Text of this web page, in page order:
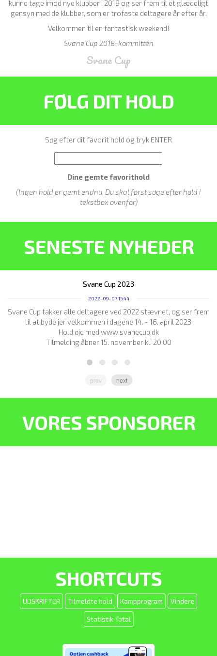
kunne tage imod nye klubber i 2018 og ser frem til et glædeligt
gensyn med de klubber, som er trofaste deltagere år efter år.
Velkommen til en fantastisk weekend!
Svane Cup 2018-kommittén
Svane Cup
FØLG DIT HOLD
Søg efter dit favorit hold og tryk ENTER
Dine gemte favorithold
(Ingen hold er gemt endnu. Du skal først søge efter hold i
tekstbox ovenfor)
SENESTE NYHEDER
Svane Cup 2023
2022-09-07 15:44
Svane Cup takker alle deltagere ved 2022 stævnet, og ser frem
til at byde jer velkommen i dagene 14. - 16. april 2023
Hold øje med www.svanecup.dk
Tilmelding åbner 15. november kl. 20.00
prev next
VORES SPONSORER
SHORTCUTS
UDSKRIFTER Tilmeldte hold Kampprogram Vindere
Statistik Total